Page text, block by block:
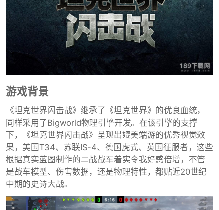
游戏背景
《坦克世界闪击战》继承了《坦克世界》的优良血统，
同样采用了Bigworld物理引擎开发。在该引擎的支撑
下，《坦克世界闪击战》呈现出媲美端游的优秀视觉效
果，美国T34、苏联IS-4、德国虎式、英国征服者，这些
根据真实蓝图制作的二战战车着实令我好感倍增，不管
是战车模型、伤害数据，还是物理特性，都贴近20世纪
中期的史诗大战。